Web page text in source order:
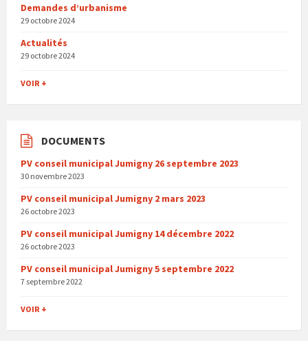
Demandes d’urbanisme
29 octobre 2024
Actualités
29 octobre 2024
VOIR +
DOCUMENTS
PV conseil municipal Jumigny 26 septembre 2023
30 novembre 2023
PV conseil municipal Jumigny 2 mars 2023
26 octobre 2023
PV conseil municipal Jumigny 14 décembre 2022
26 octobre 2023
PV conseil municipal Jumigny 5 septembre 2022
7 septembre 2022
VOIR +